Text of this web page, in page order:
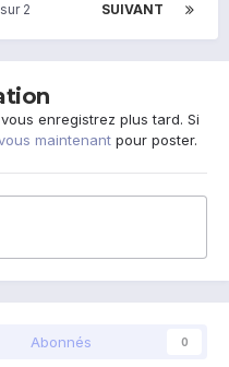
SUIVANT
2
enregistrez plus tard. Si
maintenant pour poster.
Abonnés 0